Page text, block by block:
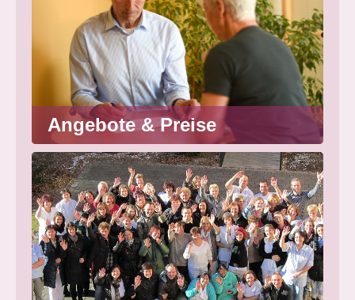
Angebote & Preise